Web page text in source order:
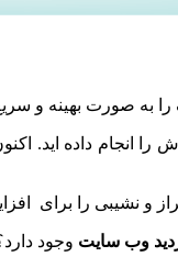
به صورت بهینه و
انجام داده اید.
و نشیبی را برای
وب سایت وجود